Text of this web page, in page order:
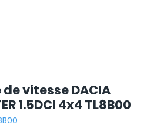
de vitesse DACIA
1.5DCI 4x4 TL8B00